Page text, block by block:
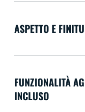
ASPETTO E
FUNZIONALITÀ
INCLUSO